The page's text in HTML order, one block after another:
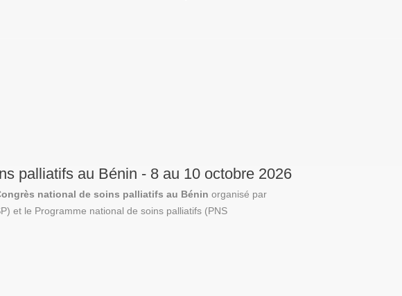
palliatifs au Bénin - 8 au 10 octobre 2026
national de soins palliatifs au Bénin organisé par
et le Programme national de soins palliatifs (PNS